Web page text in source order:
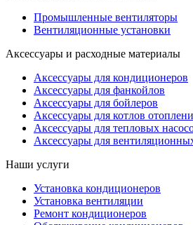
Промышленные вентиляторы
Вентиляционные установки
Аксессуары и расходные материалы
Аксессуары для кондиционеров
Аксессуары для фанкойлов
Аксессуары для бойлеров
Аксессуары для котлов
Аксессуары для тепловых
Аксессуары для
Наши услуги
Установка кондиционеров
Установка вентиляции
Ремонт кондиционеров